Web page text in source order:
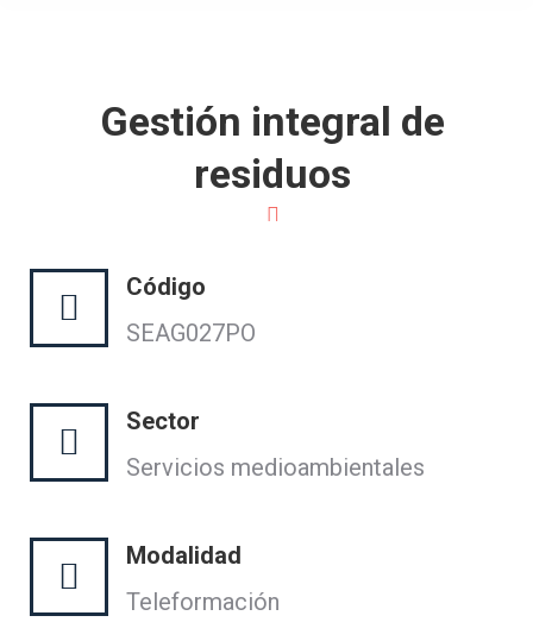
Gestión integral de
residuos
Código
SEAG027PO
Sector
Servicios medioambientales
Modalidad
Teleformación